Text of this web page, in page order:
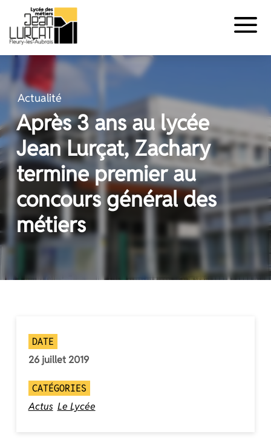
au
contenu
Actualité
Après 3 ans au lycée
Jean Lurçat, Zachary
termine premier au
concours général des
métiers
DATE
26 juillet 2019
CATÉGORIES
Actus Le Lycée
Panneau de gestion des cookies